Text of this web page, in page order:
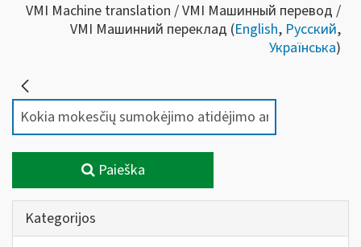
VMI Machine translation / VMI Машинный перевод /
VMI Машинний переклад (English, Русский,
Українська)
Paieška
Kategorijos